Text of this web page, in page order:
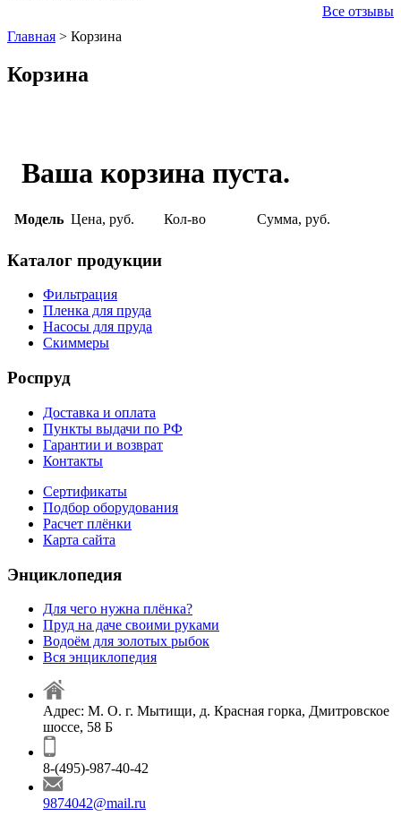
Все отзывы
Главная > Корзина
Корзина
Ваша корзина пуста.
Модель Цена, руб. Кол-во Сумма, руб.
Каталог продукции
Фильтрация
Пленка для пруда
Насосы для пруда
Скиммеры
Роспруд
Доставка и оплата
Пункты выдачи по РФ
Гарантии и возврат
Контакты
Сертификаты
Подбор оборудования
Расчет плёнки
Карта сайта
Энциклопедия
Для чего нужна плёнка?
Пруд на даче своими руками
Водоём для золотых рыбок
Вся энциклопедия
Адрес: М. О. г. Мытищи, д. Красная горка, Дмитровское
шоссе, 58 Б
8-(495)-987-40-42
9874042@mail.ru